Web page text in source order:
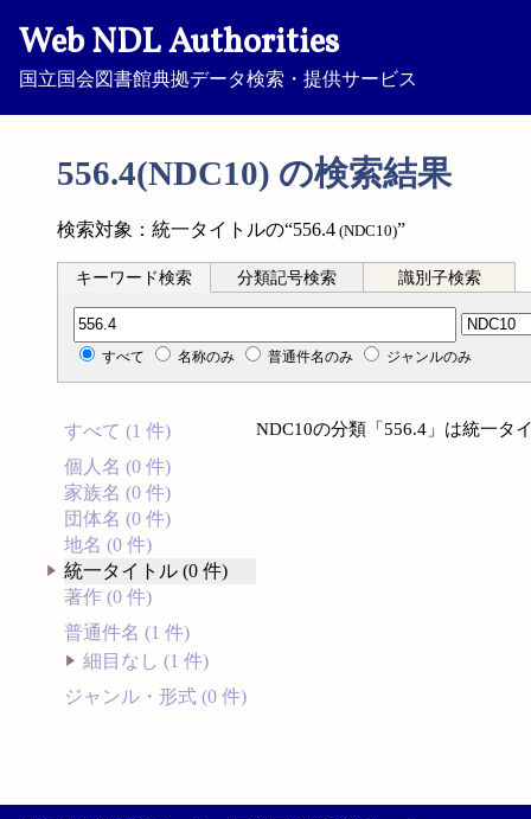
Web NDL Authorities
国立国会図書館典拠データ検索・提供サービス
556.4(NDC10) の検索結果
検索対象：統一タイトルの“556.4 (NDC10)”
キーワード検索 分類記号検索 識別子検索
分類記号検索
すべて 名称のみ 普通件名のみ ジャンルのみ
すべて (1 件)
個人名 (0 件)
家族名 (0 件)
団体名 (0 件)
地名 (0 件)
統一タイトル (0 件)
著作 (0 件)
普通件名 (1 件)
細目なし (1 件)
ジャンル・形式 (0 件)
NDC10の分類「556.4」は統一タ